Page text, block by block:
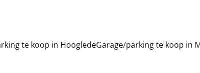
te koop in HoogledeGarage/parking te koop in